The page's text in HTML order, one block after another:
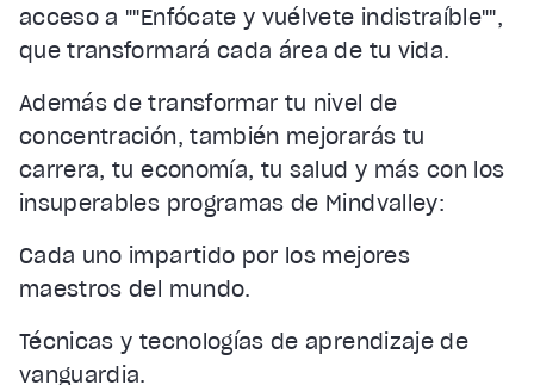
acceso a ""Enfócate y vuélvete indistraíble"",
que transformará cada área de tu vida.
Además de transformar tu nivel de
concentración, también mejorarás tu
carrera, tu economía, tu salud y más con los
insuperables programas de Mindvalley:
Cada uno impartido por los mejores
maestros del mundo.
Técnicas y tecnologías de aprendizaje de
vanguardia.